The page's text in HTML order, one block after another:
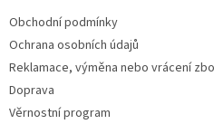
Obchodní podmínky
Ochrana osobních údajů
Reklamace, výměna nebo vrácení
Doprava
Věrnostní program